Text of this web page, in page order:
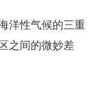
洋性气候的三重
之间的微妙差